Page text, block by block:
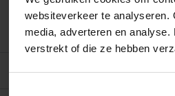
websiteverkeer te analyseren.
media, adverteren en
verstrekt of die ze hebben